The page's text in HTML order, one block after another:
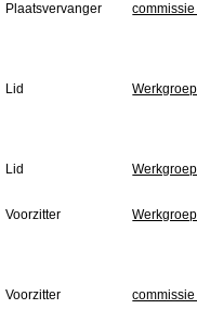
Plaatsvervanger
Lid
Lid
Voorzitter
Voorzitter